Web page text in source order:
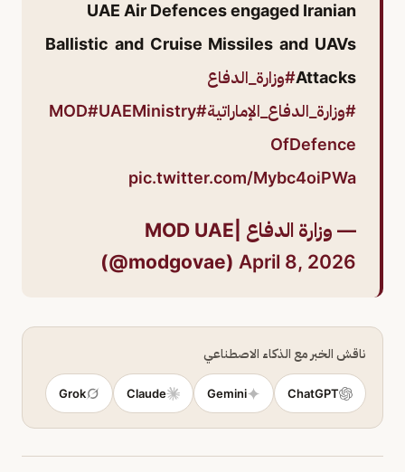
UAE Air Defences engaged Iranian
Ballistic and Cruise Missiles and UAVs
Attacks#وزارة_الدفاع
#وزارة_الدفاع_الإماراتية#MOD
#UAEMinistry
OfDefence
pic.twitter.com/Mybc4oiPWa
— وزارة الدفاع |MOD UAE
(@modgovae) April 8, 2026
ناقش الخبر مع الذكاء الاصطناعي
ChatGPT
Gemini
Claude
Grok